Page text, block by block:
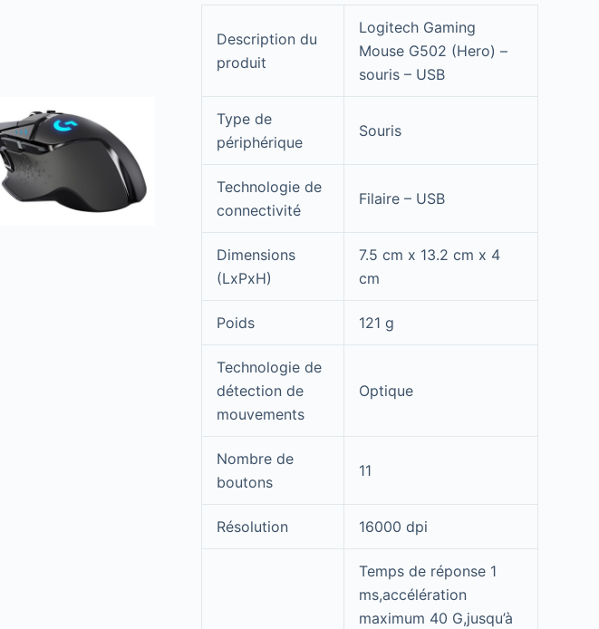
Description du
produit
Logitech Gaming
Mouse G502 (Hero) –
souris – USB
Type de
périphérique
Souris
Technologie de
connectivité
Filaire – USB
Dimensions
(LxPxH)
7.5 cm x 13.2 cm x 4
cm
Poids 121 g
Technologie de
détection de
mouvements
Optique
Nombre de
boutons
11
Résolution 16000 dpi
Temps de réponse 1
ms,accélération
maximum 40 G,jusqu’à